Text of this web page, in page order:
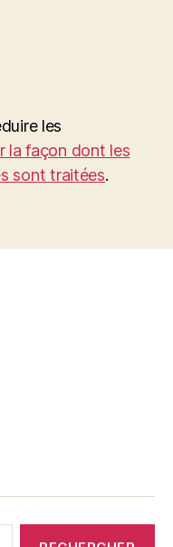
les
la façon dont les
sont traitées.